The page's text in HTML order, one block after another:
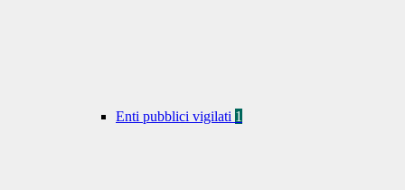
Enti pubblici vigilati 1